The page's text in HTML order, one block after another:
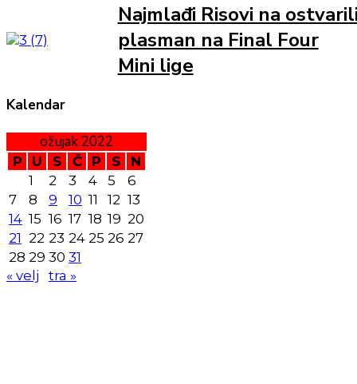
Najmlađi Risovi na
plasman na Final Four
Mini lige
Kalendar
ožujak 2022
P U S Č P S
N
1
2 3 4 5
6
7
8 9 10 11 12 13
14 15 16 17 18 19 20
21 22 23 24 25 26 27
28 29 30 31
« velj
tra »